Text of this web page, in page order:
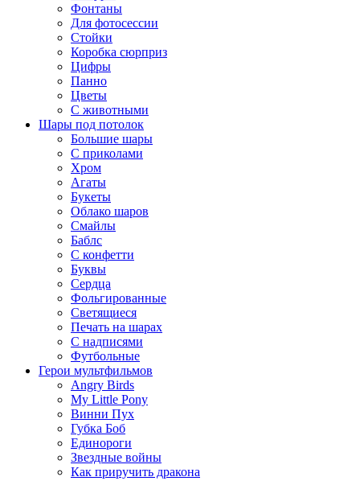
Фонтаны
Для фотосессии
Стойки
Коробка сюрприз
Цифры
Панно
Цветы
С животными
Шары под потолок
Большие шары
С приколами
Хром
Агаты
Букеты
Облако шаров
Смайлы
Баблс
С конфетти
Буквы
Сердца
Фольгированные
Светящиеся
Печать на шарах
С надписями
Футбольные
Герои мультфильмов
Angry Birds
My Little Pony
Винни Пух
Губка Боб
Единороги
Звездные войны
Как приручить дракона